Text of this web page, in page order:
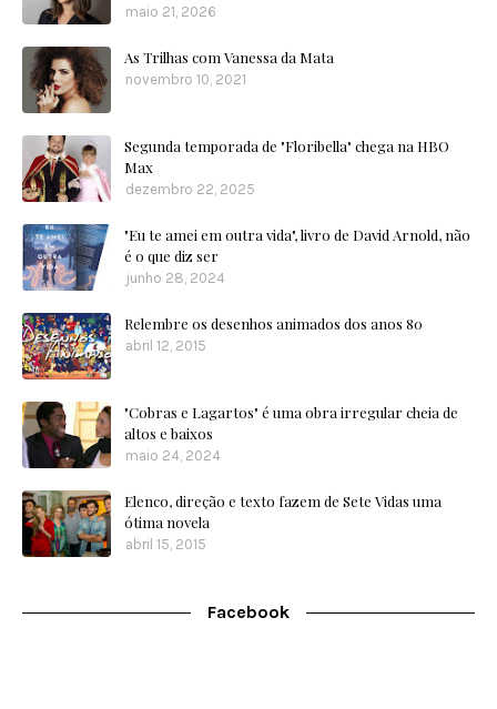
maio 21, 2026
As Trilhas com Vanessa da Mata
novembro 10, 2021
Segunda temporada de "Floribella" chega na HBO
Max
dezembro 22, 2025
"Eu te amei em outra vida", livro de David Arnold, não
é o que diz ser
junho 28, 2024
Relembre os desenhos animados dos anos 80
abril 12, 2015
"Cobras e Lagartos" é uma obra irregular cheia de
altos e baixos
maio 24, 2024
Elenco, direção e texto fazem de Sete Vidas uma
ótima novela
abril 15, 2015
Facebook